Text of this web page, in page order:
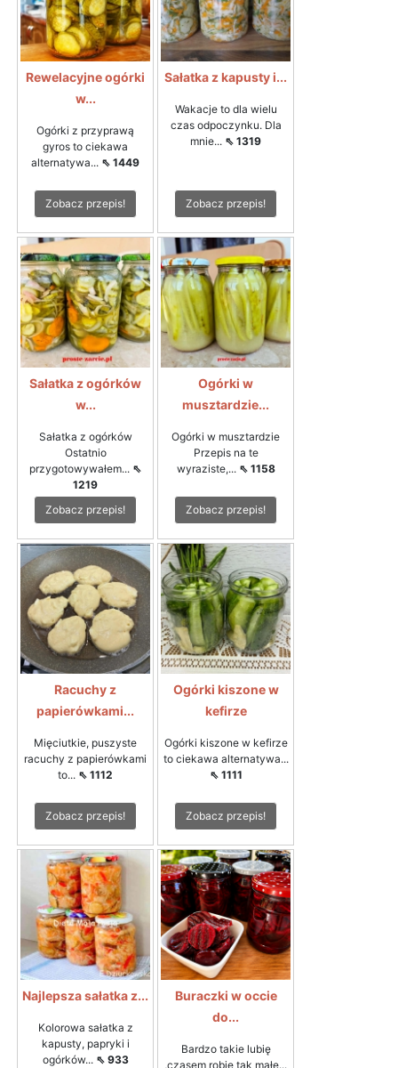
Rewelacyjne ogórki
w...
Ogórki z przyprawą
gyros to ciekawa
alternatywa... ⇖ 1449
Zobacz przepis!
Sałatka z kapusty i...
Wakacje to dla wielu
czas odpoczynku. Dla
mnie... ⇖ 1319
Zobacz przepis!
Sałatka z ogórków
w...
Sałatka z ogórków
Ostatnio
przygotowywałem... ⇖
1219
Zobacz przepis!
Ogórki w
musztardzie...
Ogórki w musztardzie
Przepis na te
wyraziste,... ⇖ 1158
Zobacz przepis!
Racuchy z
papierówkami...
Mięciutkie, puszyste
racuchy z papierówkami
to... ⇖ 1112
Zobacz przepis!
Ogórki kiszone w
kefirze
Ogórki kiszone w kefirze
to ciekawa alternatywa...
⇖ 1111
Zobacz przepis!
Najlepsza sałatka z...
Kolorowa sałatka z
kapusty, papryki i
ogórków... ⇖ 933
Buraczki w occie
do...
Bardzo takie lubię
,czasem robię tak małe...